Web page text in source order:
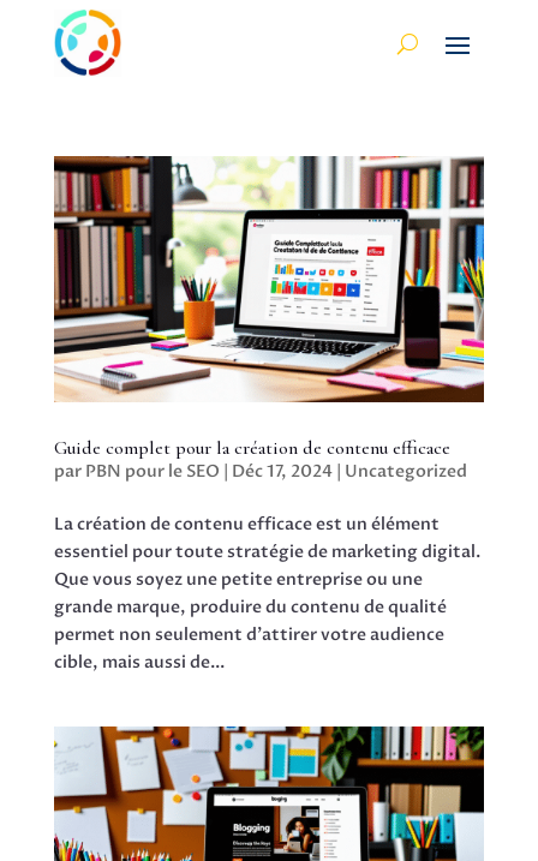
Guide complet pour la création de contenu efficace
par PBN pour le SEO | Déc 17, 2024| Uncategorized
La création de contenu efficace est un élément
essentiel pour toute stratégie de marketing digital.
Que vous soyez une petite entreprise ou une
grande marque, produire du contenu de qualité
permet non seulement d’attirer votre audience
cible, mais aussi de...